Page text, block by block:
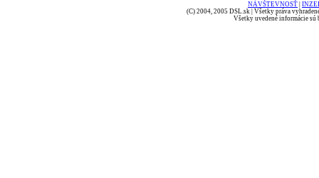
NÁVŠTEVNOSŤ
(C) 2004, 2005 DSL.sk | Všetky práva
Všetky uvedené informácie sú